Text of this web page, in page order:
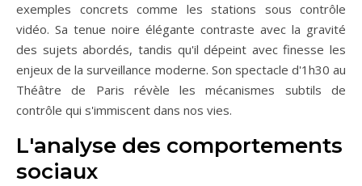
exemples concrets comme les stations sous contrôle
vidéo. Sa tenue noire élégante contraste avec la gravité
des sujets abordés, tandis qu'il dépeint avec finesse les
enjeux de la surveillance moderne. Son spectacle d'1h30 au
Théâtre de Paris révèle les mécanismes subtils de
contrôle qui s'immiscent dans nos vies.
L'analyse des comportements
sociaux